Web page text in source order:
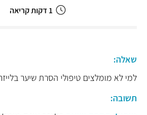
1 דקות קריאה
שאלה:
למי לא מומלצים טיפולי הסרת שיער
תשובה: